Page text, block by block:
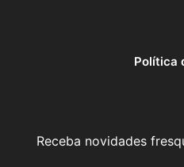
Política
Receba novidades